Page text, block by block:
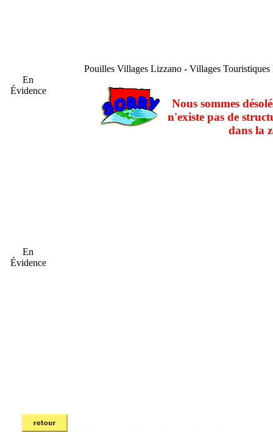
En
Évidence
En
Évidence
Pouilles Villages Lizzano - Villages Touristiques
Nous sommes
n'existe pas de
dans la